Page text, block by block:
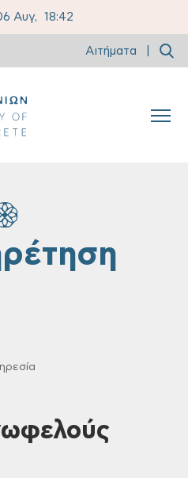
Αυγ, 18:42
Αιτήματα